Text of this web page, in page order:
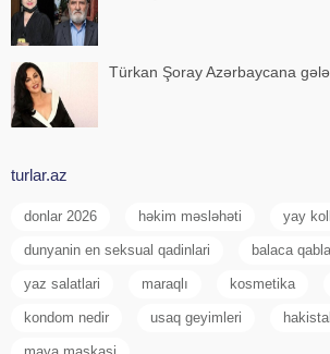
Türkan Şoray Azərbaycana
turlar.az
donlar 2026 həkim məsləhəti yay
dunyanin en seksual qadinlari balaca
yaz salatlari maraqlı kosmetika
kondom nedir usaq geyimleri
maya maskasi